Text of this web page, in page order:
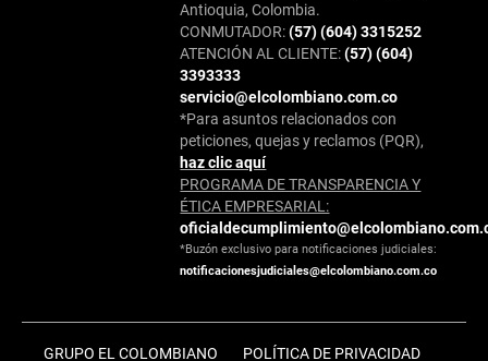
Antioquia, Colombia.
CONMUTADOR:(57) (604) 3315252
ATENCIÓN AL CLIENTE:(57) (604)
3393333
servicio@elcolombiano.com.co
*Para asuntos relacionados con
peticiones, quejas y reclamos (PQR),
haz clic aquí
PROGRAMA DE TRANSPARENCIA Y
ÉTICA EMPRESARIAL:
*Buzón exclusivo para notificaciones judiciales:
notificacionesjudiciales@elcolombiano.com.co
GRUPO EL COLOMBIANO POLÍTICA DE PRIVACIDAD